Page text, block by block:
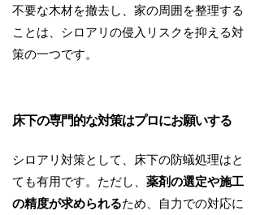
不要な木材を撤去し、家の周囲を整理する
ことは、シロアリの侵入リスクを抑える対
策の一つです。
床下の専門的な対策はプロにお願いする
シロアリ対策として、床下の防蟻処理はと
ても有用です。ただし、 薬剤の選定や施工
の精度が求められるため、自力での対応に